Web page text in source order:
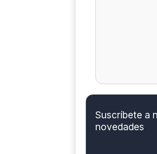
Suscríbete a
novedades